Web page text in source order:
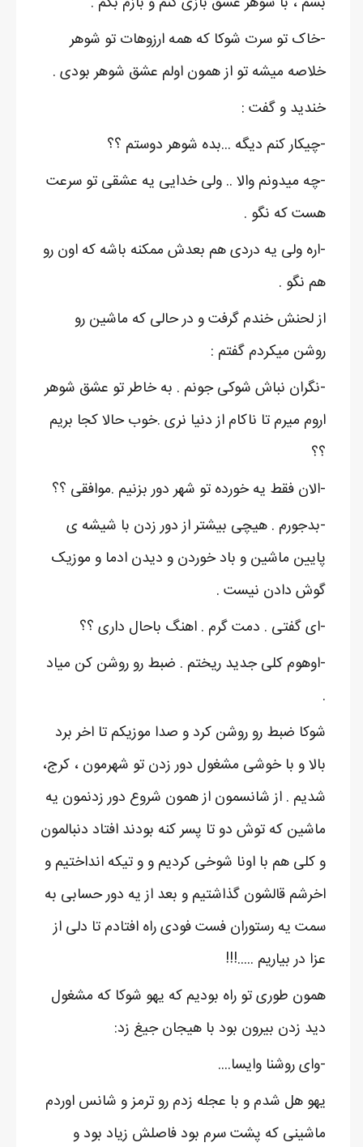
-خاک تو سرت شوکا که همه ارزوهات تو شوهر
خلاصه میشه تو از همون اولم عشق شوهر بودی .
خندید و گفت :
-چیکار کنم دیگه ...بده شوهر دوستم ؟؟
-چه میدونم والا .. ولی خدایی یه عشقی تو سرعت
هست که نگو .
-اره ولی یه دردی هم بعدش ممکنه باشه که اون رو
هم نگو .
از لحنش خندم گرفت و در حالی که ماشین رو
روشن میکردم گفتم :
-نگران نباش شوکی جونم . به خاطر تو عشق شوهر
اروم میرم تا ناکام از دنیا نری .خوب حالا کجا بریم
؟؟
-الان فقط یه خورده تو شهر دور بزنیم .موافقی ؟؟
-بدجورم . هیچی بیشتر از دور زدن با شیشه ی
پایین ماشین و باد خوردن و دیدن ادما و موزیک
گوش دادن نیست .
-ای گفتی . دمت گرم . اهنگ باحال داری ؟؟
-اوهوم کلی جدید ریختم . ضبط رو روشن کن میاد
.
شوکا ضبط رو روشن کرد و صدا موزیکم تا اخر برد
بالا و با خوشی مشغول دور زدن تو شهرمون ، کرج،
شدیم . از شانسمون از همون شروع دور زدنمون یه
ماشین که توش دو تا پسر کنه بودند افتاد دنبالمون
و کلی هم با اونا شوخی کردیم و و تیکه انداختیم و
اخرشم قالشون گذاشتیم و بعد از یه دور حسابی به
سمت یه رستوران فست فودی راه افتادم تا دلی از
عزا در بیاریم .....!!!
همون طوری تو راه بودیم که یهو شوکا که مشغول
دید زدن بیرون بود با هیجان جیغ زد:
-وای روشنا وایسا....
یهو هل شدم و با عجله زدم رو ترمز و شانس اوردم
ماشینی که پشت سرم بود فاصلش زیاد بود و